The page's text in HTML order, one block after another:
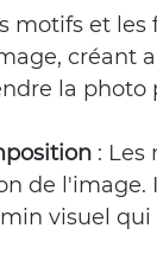
motifs et
créant
la
: Les
de
visuel